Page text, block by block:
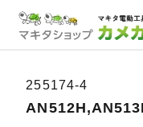
255174-4